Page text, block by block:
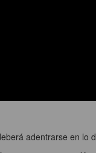
adentrarse en lo